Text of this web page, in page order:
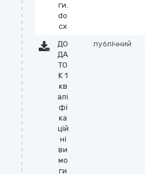
ги.
do
cx
ДО
ДА
ТО
К 1
кв
алі
фі
ка
цій
ні
ви
мо
ги
публічний